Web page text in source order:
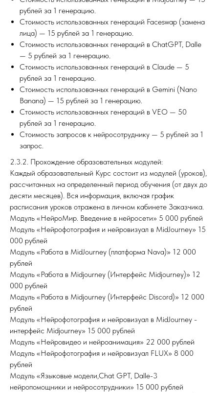
рублей за 1 генерацию.
Стоимость использованных генераций Faceswap (замена
лица) — 15 рублей за 1 генерацию.
Стоимость использованных генераций в ChatGPT, Dalle
— 5 рублей за 1 генерацию.
Стоимость использованных генераций в Claude — 5
рублей за 1 генерацию.
Стоимость использованных генераций в Gemini (Nano
Banana) — 15 рублей за 1 генерацию.
Стоимость использованных генераций в VEO — 50
рублей за 1 генерацию.
Стоимость запросов к нейросотруднику — 5 рублей за 1
запрос.
2.3.2. Прохождение образовательных модулей:
Каждый образовательный Курс состоит из модулей (уроков),
рассчитанных на определенный период обучения (от двух до
десяти месяцев). Вся информация, включая график
расписания уроков отражена в личном кабинете Заказчика.
Модуль «НейроМир. Введение в нейросети» 5 000 рублей
Модуль «Нейрофотография и нейровизуал в MidJourney» 15
000 рублей
Модуль «Работа в MidJourney (платформа Nava)» 12 000
рублей
Модуль «Работа в Midjourney (Интерфейс Midjourney)» 12
000 рублей
Модуль «Работа в Midjourney (Интерфейс Discord)» 12 000
рублей
Модуль «Нейрофотография и нейровизуал в MidJourney -
интерфейс Midjourney» 15 000 рублей
Модуль «Нейровидео и нейроанимация» 22 000 рублей
Модуль «Нейрофотография и нейровизуал FLUX» 8 000
рублей
Модуль «Языковые модели,Chat GPT, Dalle-3
нейропомощники и нейросотрудники» 15 000 рублей